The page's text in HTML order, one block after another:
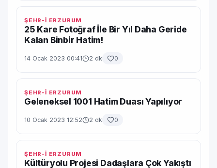
ŞEHR-İ ERZURUM
25 Kare Fotoğraf İle Bir Yıl Daha Geride
Kalan Binbir Hatim!
14 Ocak 2023 00:41 2 dk 0
ŞEHR-İ ERZURUM
Geleneksel 1001 Hatim Duası Yapılıyor
10 Ocak 2023 12:52 2 dk 0
ŞEHR-İ ERZURUM
Kültüryolu Projesi Dadaşlara Çok Yakıştı